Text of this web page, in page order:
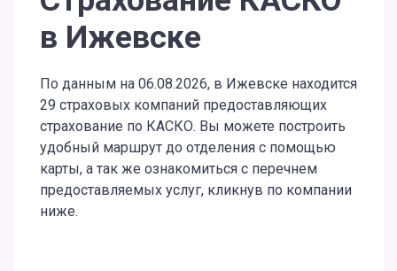
в Ижевске
По данным на 06.08.2026, в Ижевске находится
29 страховых компаний предоставляющих
страхование по КАСКО. Вы можете построить
удобный маршрут до отделения с помощью
карты, а так же ознакомиться с перечнем
предоставляемых услуг, кликнув по компании
ниже.